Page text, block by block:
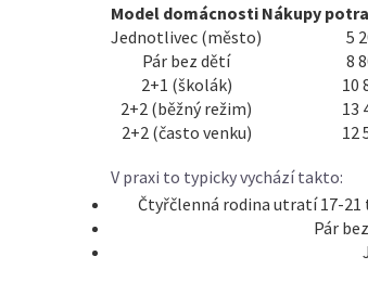
Model domácnosti Nákupy
Jednotlivec (město)
5
Pár bez dětí
8
2+1 (školák)
10
2+2 (běžný režim)
13
2+2 (často venku)
12
V praxi to typicky vychází takto:
Čtyřčlenná rodina utratí 17-21
Pár